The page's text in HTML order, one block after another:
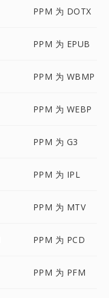
PPM 为 DOTX
PPM 为 EPUB
PPM 为 WBMP
PPM 为 WEBP
PPM 为 G3
PPM 为 IPL
PPM 为 MTV
PPM 为 PCD
PPM 为 PFM